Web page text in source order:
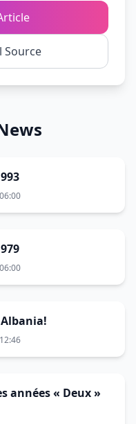
Source
années « Deux »